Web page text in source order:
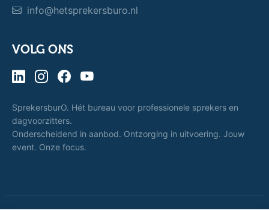
info@hetsprekersburo.nl
VOLG ONS
SprekersburO. Hét bureau voor professionele sprekers en
dagvoorzitters.
Onderscheidend in aanbod. Ontzorging in uitvoering. Jouw
event. Onze focus.